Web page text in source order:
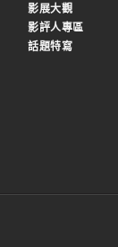
影展大觀
影評人專區
話題特寫